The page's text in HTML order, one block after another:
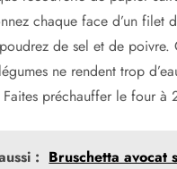
chaque face d’un filet
de sel et de poivre.
ne rendent trop
Faites préchauffer le four à
: Bruschetta avocat